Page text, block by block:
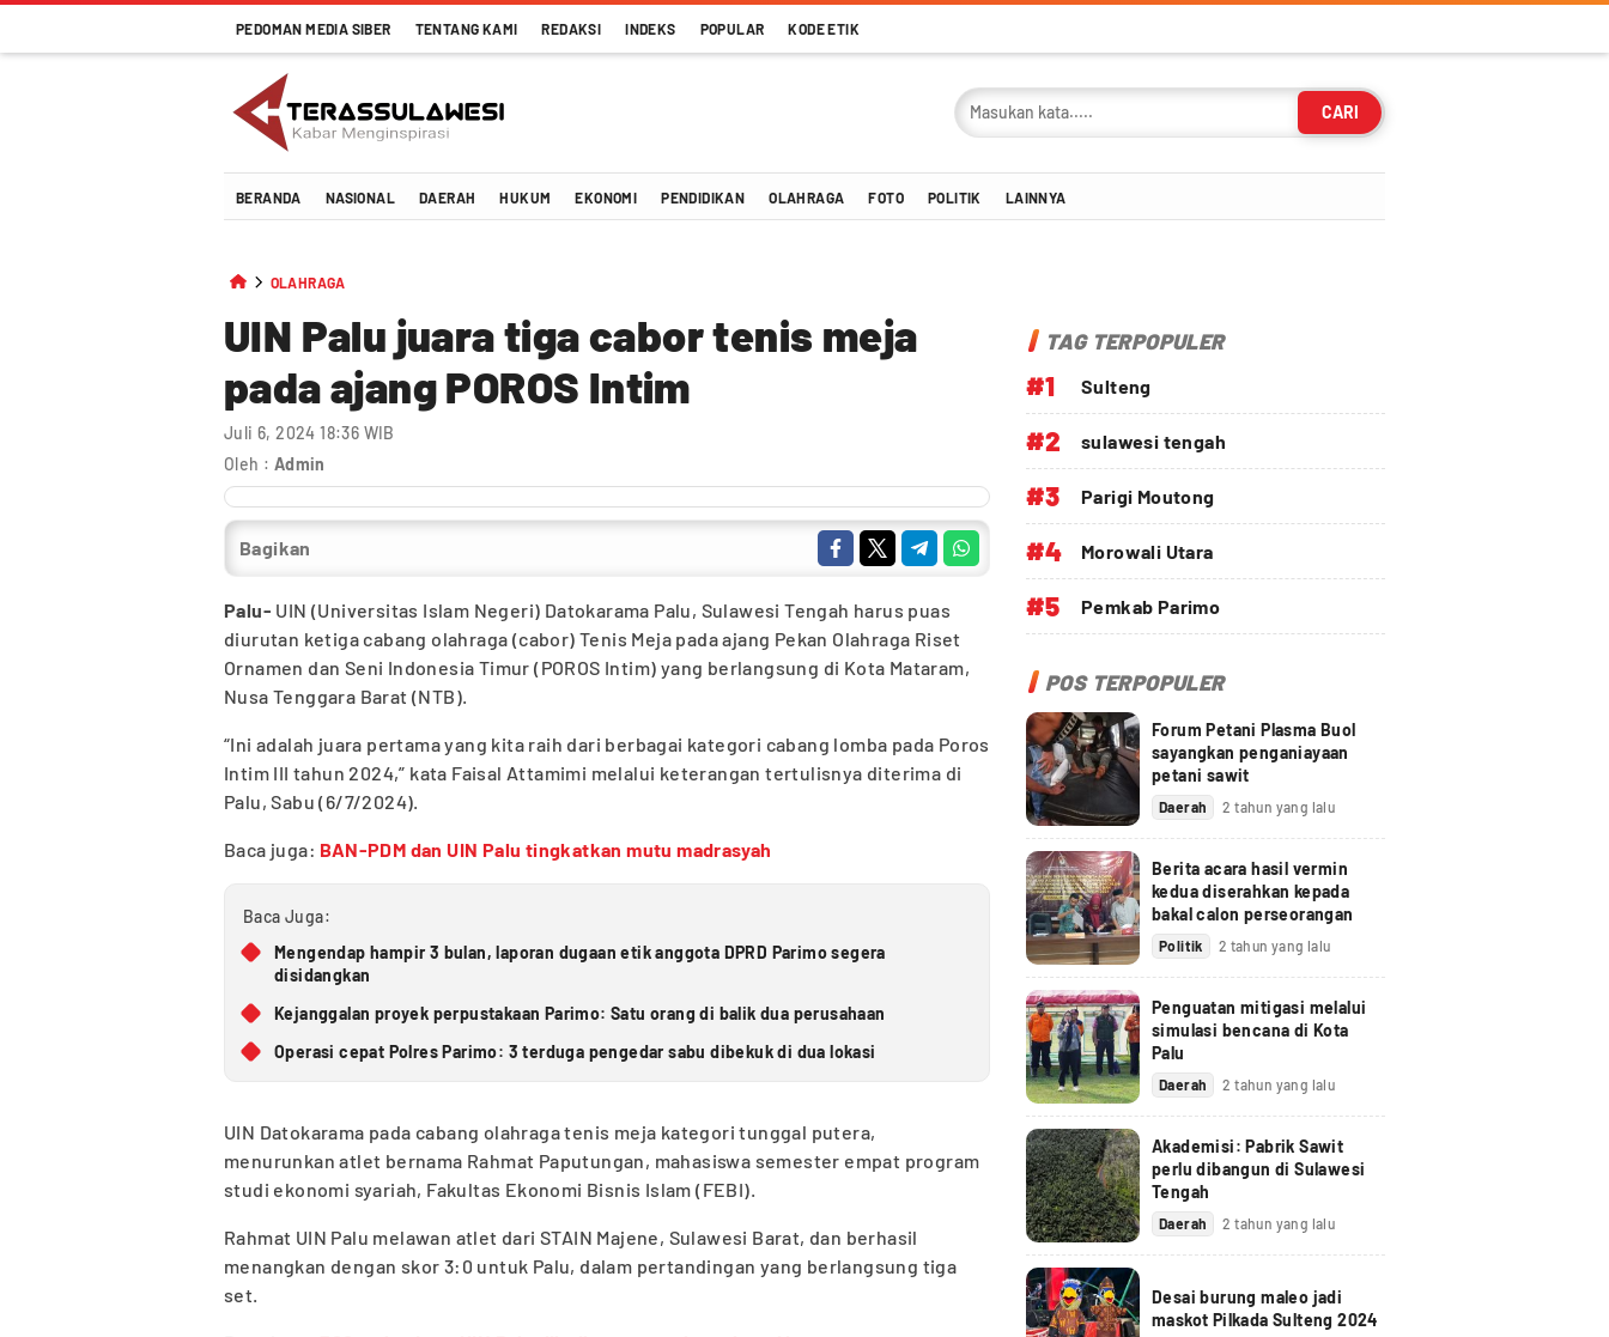
PEDOMAN MEDIA SIBER TENTANG KAMI REDAKSI INDEKS POPULAR KODE ETIK
Terassulawesi
Kabar Menginspirasi
CARI
BERANDA NASIONAL DAERAH HUKUM EKONOMI PENDIDIKAN OLAHRAGA FOTO POLITIK LAINNYA
OLAHRAGA
UIN Palu juara tiga cabor tenis meja
pada ajang POROS Intim
Juli 6, 2024 18:36 WIB
Oleh : Admin
Bagikan
Palu- UIN (Universitas Islam Negeri) Datokarama Palu, Sulawesi Tengah harus puas
diurutan ketiga cabang olahraga (cabor) Tenis Meja pada ajang Pekan Olahraga Riset
Ornamen dan Seni Indonesia Timur (POROS Intim) yang berlangsung di Kota Mataram,
Nusa Tenggara Barat (NTB).
“Ini adalah juara pertama yang kita raih dari berbagai kategori cabang lomba pada Poros
Intim III tahun 2024,” kata Faisal Attamimi melalui keterangan tertulisnya diterima di
Palu, Sabu (6/7/2024).
Baca juga: BAN-PDM dan UIN Palu tingkatkan mutu madrasyah
Baca Juga:
Mengendap hampir 3 bulan, laporan dugaan etik anggota DPRD Parimo segera
disidangkan
Kejanggalan proyek perpustakaan Parimo: Satu orang di balik dua perusahaan
Operasi cepat Polres Parimo: 3 terduga pengedar sabu dibekuk di dua lokasi
UIN Datokarama pada cabang olahraga tenis meja kategori tunggal putera,
menurunkan atlet bernama Rahmat Paputungan, mahasiswa semester empat program
studi ekonomi syariah, Fakultas Ekonomi Bisnis Islam (FEBI).
Rahmat UIN Palu melawan atlet dari STAIN Majene, Sulawesi Barat, dan berhasil
menangkan dengan skor 3:0 untuk Palu, dalam pertandingan yang berlangsung tiga
set.
TAG TERPOPULER
#1 Sulteng
#2 sulawesi tengah
#3 Parigi Moutong
#4 Morowali Utara
#5 Pemkab Parimo
POS TERPOPULER
Forum Petani Plasma Buol
sayangkan penganiayaan
petani sawit
Daerah 2 tahun yang lalu
Berita acara hasil vermin
kedua diserahkan kepada
bakal calon perseorangan
Politik 2 tahun yang lalu
Penguatan mitigasi melalui
simulasi bencana di Kota
Palu
Daerah 2 tahun yang lalu
Akademisi: Pabrik Sawit
perlu dibangun di Sulawesi
Tengah
Daerah 2 tahun yang lalu
Desai burung maleo jadi
maskot Pilkada Sulteng 2024